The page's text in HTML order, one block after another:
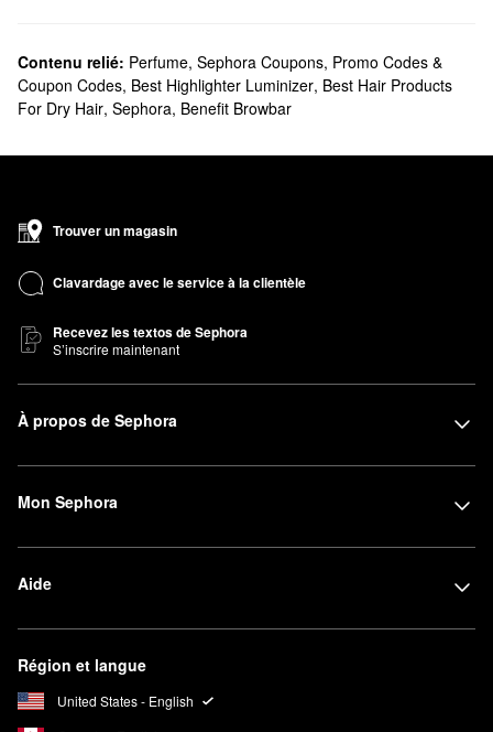
Contenu relié: Perfume, Sephora Coupons, Promo Codes &
Coupon Codes, Best Highlighter Luminizer, Best Hair Products
For Dry Hair, Sephora, Benefit Browbar
Trouver un magasin
Clavardage avec le service à la clientèle
Recevez les textos de Sephora
S’inscrire maintenant
À propos de Sephora
Mon Sephora
Aide
Région et langue
United States - English